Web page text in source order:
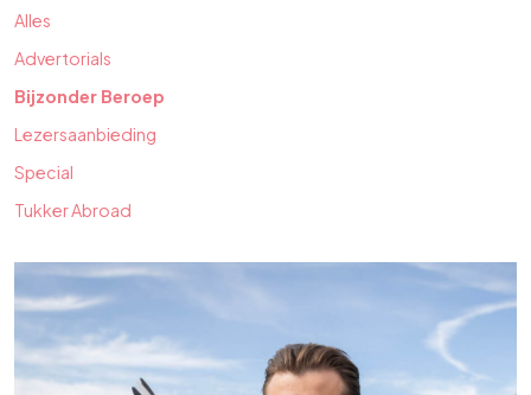
Alles
Advertorials
Bijzonder Beroep
Lezersaanbieding
Special
Tukker Abroad